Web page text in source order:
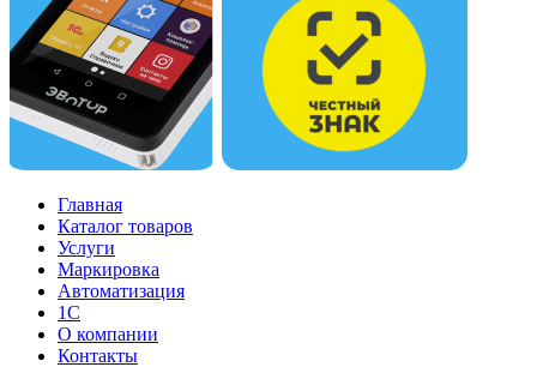
Главная
Каталог товаров
Услуги
Маркировка
Автоматизация
1С
О компании
Контакты